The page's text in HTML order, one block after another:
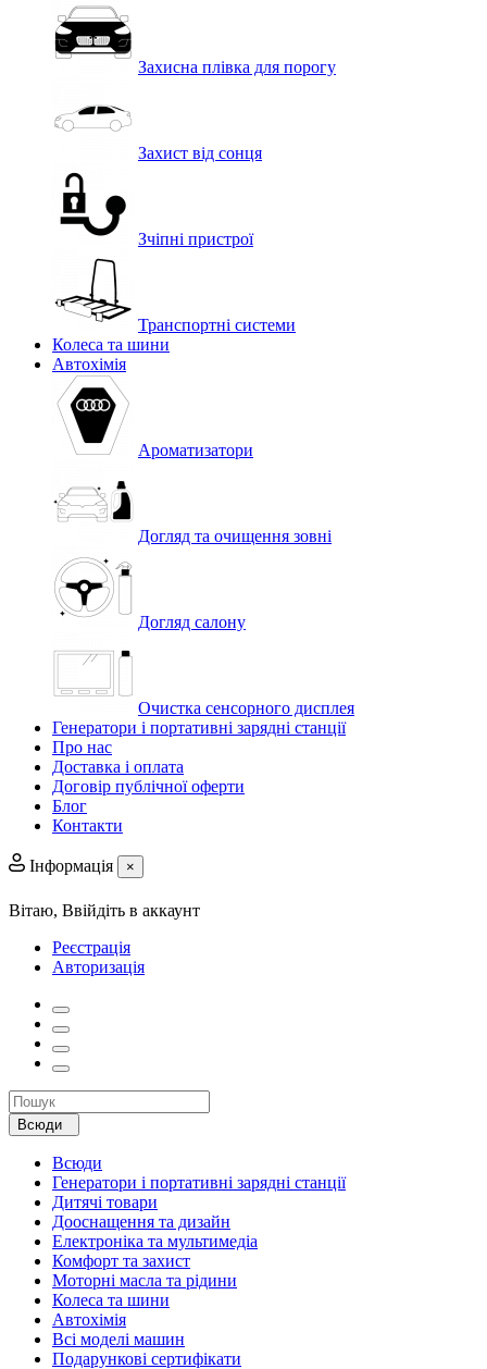
Захисна плівка для порогу
Захист від сонця
Зчіпні пристрої
Транспортні системи
Колеса та шини
Автохімія
Ароматизатори
Догляд та очищення зовні
Догляд салону
Очистка сенсорного дисплея
Генератори і портативні зарядні станції
Про нас
Доставка і оплата
Договір публічної оферти
Блог
Контакти
Інформація ×
Вітаю, Ввійдіть в аккаунт
Реєстрація
Авторизація
Всюди
Всюди
Генератори і портативні зарядні станції
Дитячі товари
Дооснащення та дизайн
Електроніка та мультимедіа
Комфорт та захист
Моторні масла та рідини
Колеса та шини
Автохімія
Всі моделі машин
Подарункові сертифікати